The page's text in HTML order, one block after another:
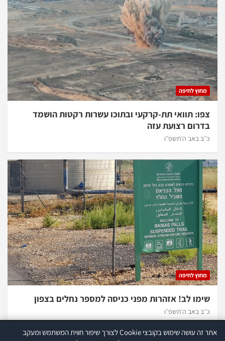
מחוץ לחיפה
צפו: תוואי תת-קרקעי ובתוכו עשרות רקטות הושמד
בדרום רצועת עזה
כ״ב באב ה׳תשפ״ו
מחוץ לחיפה
שימו לב! אזהרות מפני כניסה למספר נחלים בצפון
כ״ב באב ה׳תשפ״ו
אתר זה עושה שימוש בקובצי Cookie לצורך שיפור חווית המשתמש ומעקב
אתר זה עושה שימוש בקוקיז לצורך שיפור חווית המשתמש ומעקב סטטיסטי.